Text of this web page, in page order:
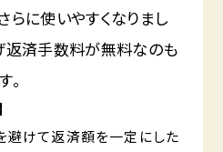
らに使いやすくなりまし
返済手数料が無料なのも
。
避けて返済額を一定にした